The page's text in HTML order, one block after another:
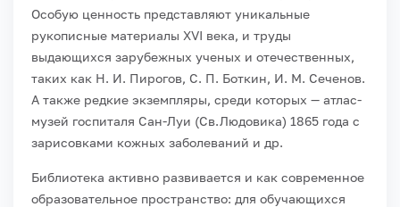
Особую ценность представляют уникальные
рукописные материалы XVI века, и труды
выдающихся зарубежных ученых и отечественных,
таких как Н. И. Пирогов, С. П. Боткин, И. М. Сеченов.
А также редкие экземпляры, среди которых — атлас-
музей госпиталя Сан-Луи (Св.Людовика) 1865 года с
зарисовками кожных заболеваний и др.
Библиотека активно развивается и как современное
образовательное пространство: для обучающихся